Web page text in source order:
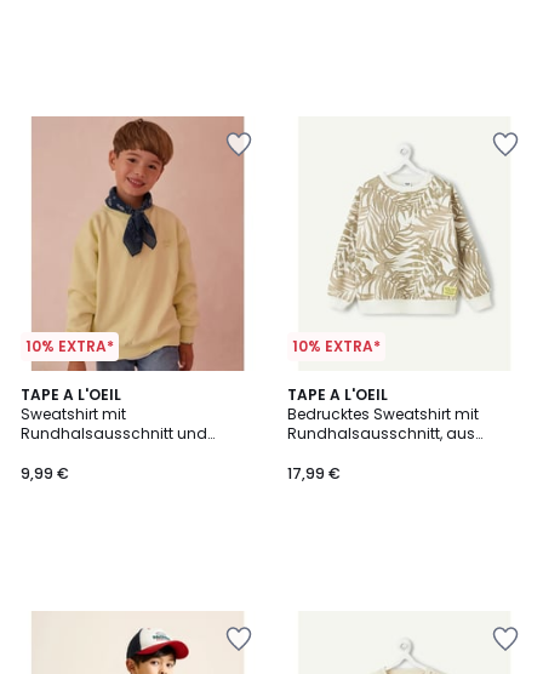
10% EXTRA*
TAPE A L'OEIL
Sweatshirt mit
Rundhalsausschnitt und
Brust
9,99 €
10% EXTRA*
TAPE A L'OEIL
Bedrucktes Sweatshirt mit
Rundhalsausschnitt, aus
17,99 €